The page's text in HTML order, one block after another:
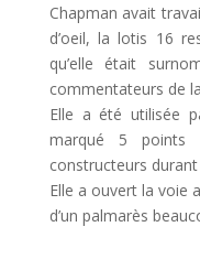
Chapman avait
d’oeil, la lotis 16
qu’elle était
commentateurs de
Elle a été utilisée
marqué 5 points
constructeurs
Elle a ouvert la voie
d’un palmarès